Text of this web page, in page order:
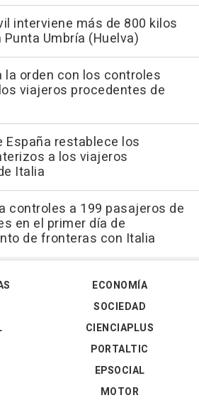
interviene más de 800 kilos
Umbría (Huelva)
la orden con los controles
viajeros procedentes de
España restablece los
a los viajeros
Italia
controles a 199 pasajeros de
en el primer día de
de fronteras con Italia
ECONOMÍA
SOCIEDAD
CIENCIAPLUS
PORTALTIC
EPSOCIAL
MOTOR